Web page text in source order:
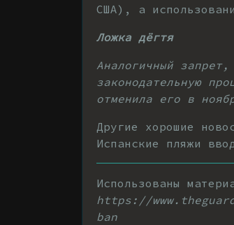
США), а
Ложка дёгтя
Аналогичный
законодательную
отменила его в
Другие хорошие
Испанские пляжи
Использованы
https://
ban